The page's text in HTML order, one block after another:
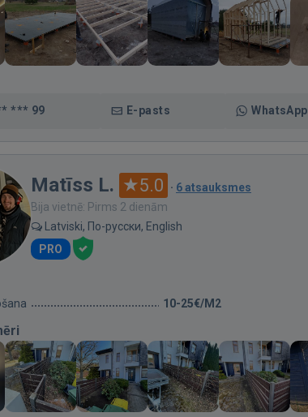
*** 99 E-pasts WhatsApp
Matīss L. 5.0 · 6 atsauksmes
Bija vietnē: Pirms 2 dienām
Latviski, По-русски, English
PRO
10-25€/M2